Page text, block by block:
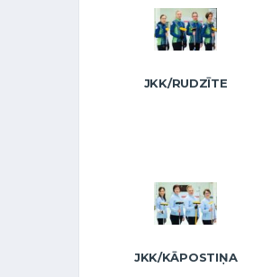
JKK/RUDZĪTE
JKK/KĀPOSTIŅA